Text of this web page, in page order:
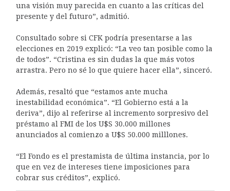
una visión muy parecida en cuanto a las críticas del
presente y del futuro”, admitió.
Consultado sobre si CFK podría presentarse a las
elecciones en 2019 explicó: “La veo tan posible como la
de todos”. “Cristina es sin dudas la que más votos
arrastra. Pero no sé lo que quiere hacer ella”, sinceró.
Además, resaltó que “estamos ante mucha
inestabilidad económica”. “El Gobierno está a la
deriva”, dijo al referirse al incremento sorpresivo del
préstamo al FMI de los U$S 30.000 millones
anunciados al comienzo a U$S 50.000 milllones.
“El Fondo es el prestamista de última instancia, por lo
que en vez de intereses tiene imposiciones para
cobrar sus créditos”, explicó.